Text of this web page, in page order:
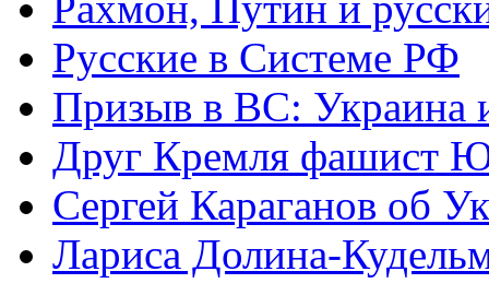
Русские в Системе РФ
Призыв в ВС: Украина
Друг Кремля фашист
Сергей Караганов об
Лариса Долина-